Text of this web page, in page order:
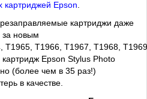
картриджей Epson.
картриджи даже
за новым
T1965, T1966, T1967, T1968,
Epson Stylus Photo
(более чем в 35 раз!)
в качестве.